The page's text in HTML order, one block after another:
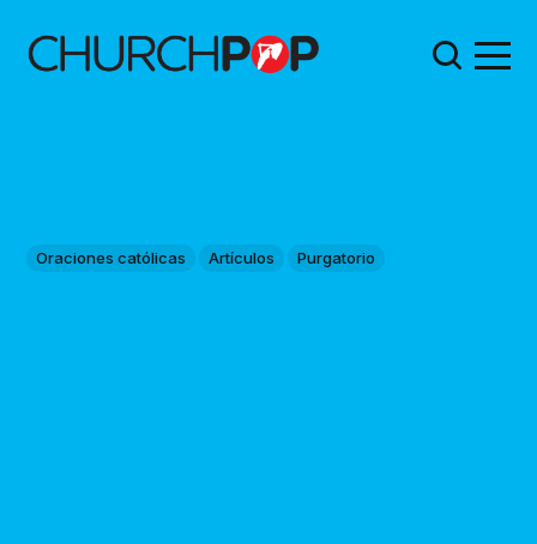
Oraciones católicas Artículos Purgatorio